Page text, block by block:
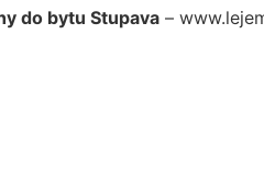
do bytu Stupava –